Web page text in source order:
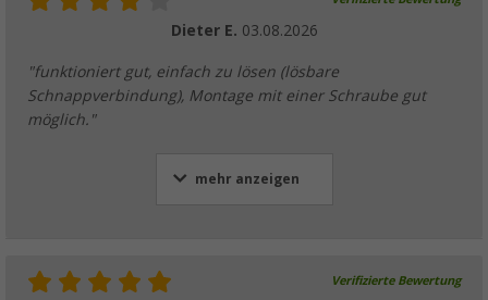
Dieter E. 03.08.2026
"funktioniert gut, einfach zu lösen (lösbare
Schnappverbindung), Montage mit einer Schraube gut
möglich."
mehr anzeigen
Verifizierte Bewertung